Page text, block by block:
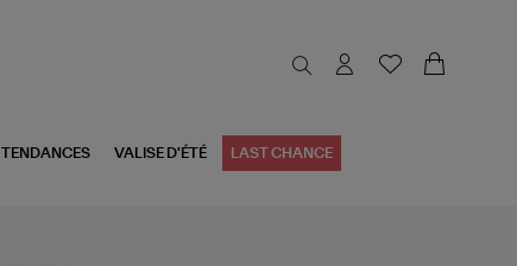
TENDANCES VALISE D'ÉTÉ LAST CHANCE